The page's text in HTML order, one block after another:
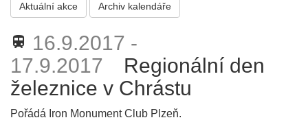
Aktuální akce Archiv kalendáře
train 16.9.2017 -
17.9.2017
Regionální den
železnice v Chrástu
Pořádá Iron Monument Club Plzeň.